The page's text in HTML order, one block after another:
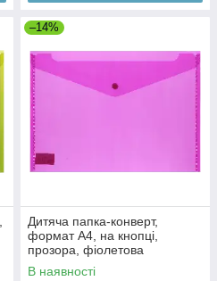
–14%
Дитяча папка-конверт,
формат А4, на кнопці,
прозора, фіолетова
В наявності